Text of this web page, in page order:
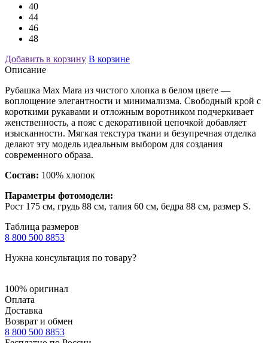
40
44
46
48
Добавить в корзину В корзине
Описание
Рубашка Max Mara из чистого хлопка в белом цвете —
воплощение элегантности и минимализма. Свободный крой с
короткими рукавами и отложным воротником подчеркивает
женственность, а пояс с декоративной цепочкой добавляет
изысканности. Мягкая текстура ткани и безупречная отделка
делают эту модель идеальным выбором для создания
современного образа.
Состав: 100% хлопок
Параметры фотомодели:
Рост 175 см, грудь 88 см, талия 60 см, бедра 88 см, размер S.
Таблица размеров
8 800 500 8853
Нужна консультация по товару?
100% оригинал
Оплата
Доставка
Возврат и обмен
8 800 500 8853